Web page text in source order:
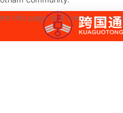
this page and create new